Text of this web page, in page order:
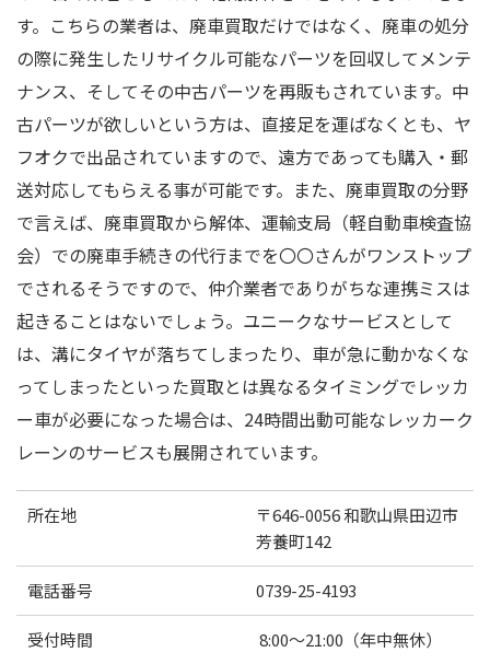
す。こちらの業者は、廃車買取だけではなく、廃車の処分
の際に発生したリサイクル可能なパーツを回収してメンテ
ナンス、そしてその中古パーツを再販もされています。中
古パーツが欲しいという方は、直接足を運ばなくとも、ヤ
フオクで出品されていますので、遠方であっても購入・郵
送対応してもらえる事が可能です。また、廃車買取の分野
で言えば、廃車買取から解体、運輸支局（軽自動車検査協
会）での廃車手続きの代行までを〇〇さんがワンストップ
でされるそうですので、仲介業者でありがちな連携ミスは
起きることはないでしょう。ユニークなサービスとして
は、溝にタイヤが落ちてしまったり、車が急に動かなくな
ってしまったといった買取とは異なるタイミングでレッカ
ー車が必要になった場合は、24時間出動可能なレッカーク
レーンのサービスも展開されています。
所在地
〒646-0056 和歌山県田辺市
芳養町142
電話番号 0739-25-4193
受付時間 8:00〜21:00（年中無休）